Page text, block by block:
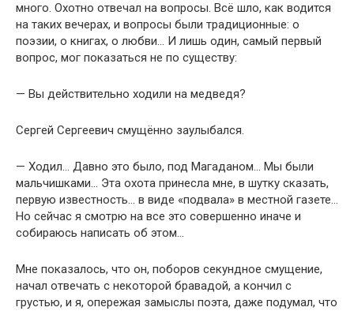
много. Охотно отвечал на вопросы. Всё шло, как водится
на таких вечерах, и вопросы были традиционные: о
поэзии, о книгах, о любви… И лишь один, самый первый
вопрос, мог показаться не по существу:
— Вы действительно ходили на медведя?
Сергей Сергеевич смущённо заулыбался.
— Ходил… Давно это было, под Магаданом… Мы бы­ли
мальчишками… Эта охота принесла мне, в шутку сказать,
первую известность… в виде «подвала» в мест­ной газете…
Но сейчас я смотрю на все это совершенно иначе и
собираюсь написать об этом…
Мне показалось, что он, поборов секундное смуще­ние,
начал отвечать с некоторой бравадой, а кончил с
грустью, и я, опережая замыслы поэта, даже подумал, что